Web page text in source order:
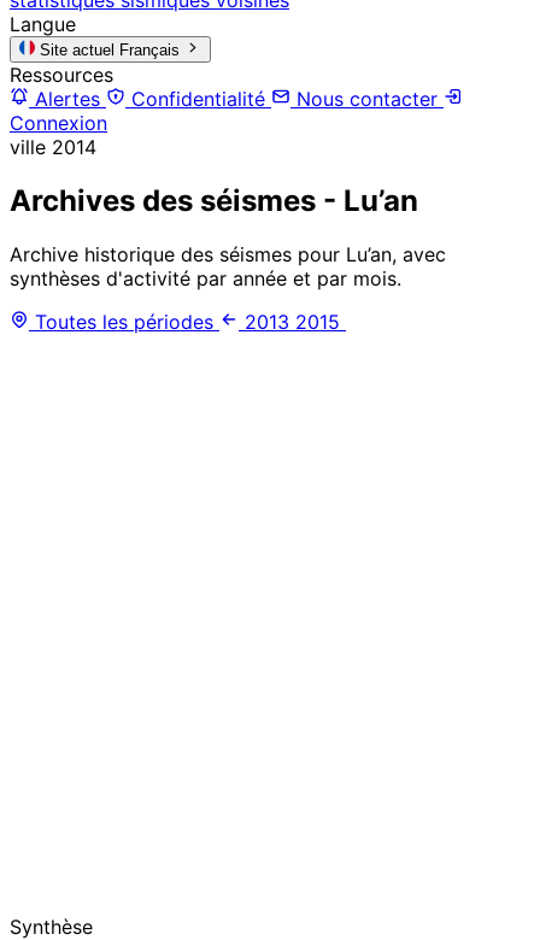
Langue
Site actuel Français
Ressources
Alertes
Confidentialité
Nous contacter
Connexion
ville 2014
Archives des séismes - Lu’an
Archive historique des séismes pour Lu’an, avec
synthèses d'activité par année et par mois.
Toutes les périodes
2013 2015
Synthèse